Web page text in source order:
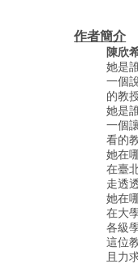
作者簡介
陳欣
她是
一個
的教授
她是
一個
看的
她在
在臺
走透
她在
在大
各級
這位
且力